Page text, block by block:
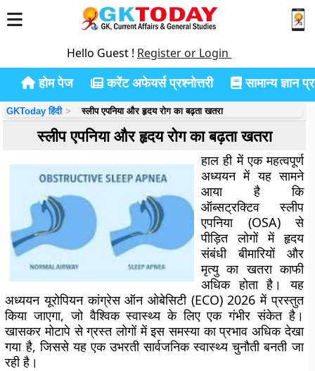
Hello Guest ! Register or Login
होम पेज करेंट अफेयर्स प्रश्नोत्तरी सामान्य ज्ञान
GKToday हिंदी स्लीप एपनिया और हृदय रोग का बढ़ता खतरा
स्लीप एपनिया और हृदय रोग का बढ़ता खतरा
हाल ही में एक महत्वपूर्ण
अध्ययन में यह सामने
आया है कि
ऑब्सट्रक्टिव स्लीप
एपनिया (OSA) से
पीड़ित लोगों में हृदय
संबंधी बीमारियों और
मृत्यु का खतरा काफी
अधिक होता है। यह
अध्ययन यूरोपियन कांग्रेस ऑन ओबेसिटी (ECO) 2026 में प्रस्तुत
किया जाएगा, जो वैश्विक स्वास्थ्य के लिए एक गंभीर संकेत है।
खासकर मोटापे से ग्रस्त लोगों में इस समस्या का प्रभाव अधिक देखा
गया है, जिससे यह एक उभरती सार्वजनिक स्वास्थ्य चुनौती बनती जा
रही है।